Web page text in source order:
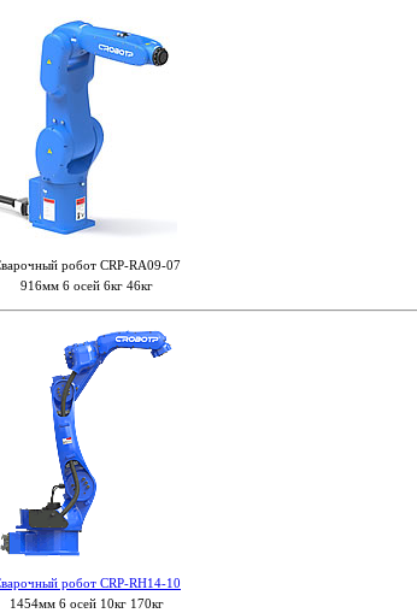
робот CRP-RA09-07
916мм 6 осей 6кг 46кг
робот CRP-RH14-10
1454мм 6 осей 10кг 170кг